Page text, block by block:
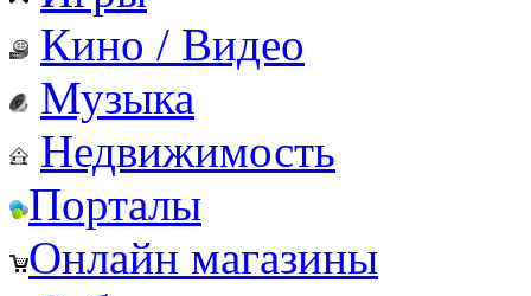
Кино / Видео
Музыка
Недвижимость
Порталы
Онлайн магазины